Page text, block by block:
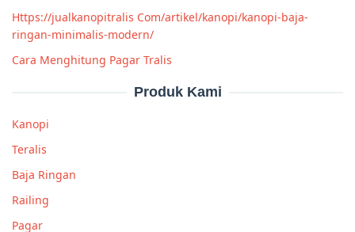
Https://jualkanopitralis Com/artikel/kanopi/kanopi-baja-
ringan-minimalis-modern/
Cara Menghitung Pagar Tralis
Produk Kami
Kanopi
Teralis
Baja Ringan
Railing
Pagar